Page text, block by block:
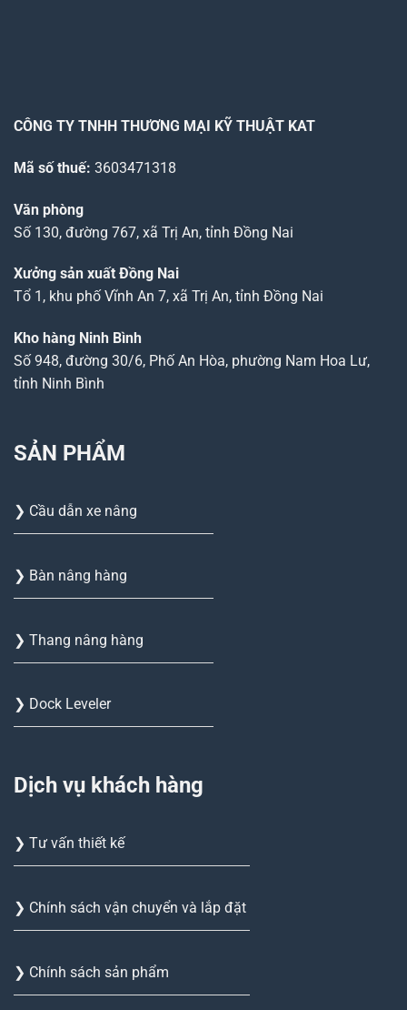
CÔNG TY TNHH THƯƠNG MẠI KỸ THUẬT KAT
Mã số thuế: 3603471318
Văn phòng
Số 130, đường 767, xã Trị An, tỉnh Đồng Nai
Xưởng sản xuất Đồng Nai
Tổ 1, khu phố Vĩnh An 7, xã Trị An, tỉnh Đồng Nai
Kho hàng Ninh Bình
Số 948, đường 30/6, Phố An Hòa, phường Nam Hoa Lư,
tỉnh Ninh Bình
SẢN PHẨM
❯ Cầu dẫn xe nâng
❯ Bàn nâng hàng
❯ Thang nâng hàng
❯ Dock Leveler
Dịch vụ khách hàng
❯ Tư vấn thiết kế
❯ Chính sách vận chuyển và lắp đặt
❯ Chính sách sản phẩm